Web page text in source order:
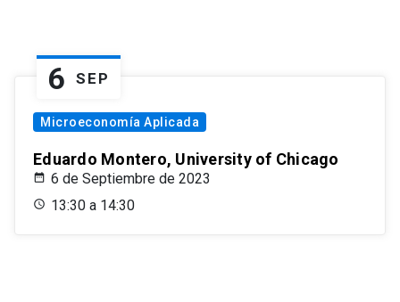
6 SEP
Microeconomía Aplicada
Eduardo Montero, University of Chicago
6 de Septiembre de 2023
13:30 a 14:30